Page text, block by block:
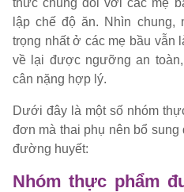
thức chung đối với các mẹ
lập chế độ ăn. Nhìn
trọng nhất ở các mẹ bầu vẫn
về lại được ngưỡng an
cân nặng hợp lý.
Dưới đây là một số nhóm
đơn mà thai phụ nên bổ
đường huyết:
Nhóm thực phẩm